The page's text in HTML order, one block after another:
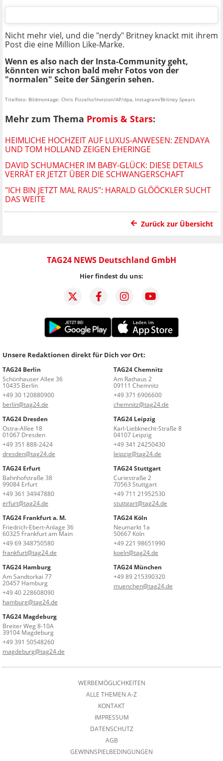
Nicht mehr viel, und die "nerdy" Britney knackt mit ihrem
Post die eine Million Like-Marke.
Wenn es also nach der Insta-Community geht,
könnten wir schon bald mehr Fotos von der
"normalen" Seite der Sängerin sehen.
Titelfoto: Bildmontage: Chris Pizzello/Invision/AP/dpa, Instagram/Britney Spears
Mehr zum Thema Promis & Stars:
HEIMLICHE HOCHZEIT AUF LUXUS-ANWESEN: ZENDAYA
UND TOM HOLLAND ZEIGEN EHERINGE
DAVID SCHUMACHER IM BABY-GLÜCK: DIESE DETAILS
VERRÄT ER JETZT ÜBER DIE SCHWANGERSCHAFT
"ICH BIN JETZT MAL RAUS": HARALD GLÖÖCKLER SUCHT
DAS WEITE
Zurück zur Übersicht
TAG24 NEWS Deutschland GmbH
Hier findest du uns:
Unsere Redaktionen direkt für Dich vor Ort:
TAG24 Berlin
Schönhauser Allee 36
10435 Berlin
+49 30 120880900
berlin@tag24.de
TAG24 Chemnitz
Am Rathaus 2
09111 Chemnitz
+49 371 6906600
chemnitz@tag24.de
TAG24 Dresden
Ostra-Allee 18
01067 Dresden
+49 351 888-2424
dresden@tag24.de
TAG24 Leipzig
Karl-Liebknecht-Straße 8
04107 Leipzig
+49 341 24250430
leipzig@tag24.de
TAG24 Erfurt
Bahnhofstraße 38
99084 Erfurt
+49 361 34947880
erfurt@tag24.de
TAG24 Stuttgart
Curiestraße 2
70563 Stuttgart
+49 711 21952530
stuttgart@tag24.de
TAG24 Frankfurt a. M.
Friedrich-Ebert-Anlage 36
60325 Frankfurt am Main
+49 69 348750580
frankfurt@tag24.de
TAG24 Köln
Neumarkt 1a
50667 Köln
+49 221 98651990
koeln@tag24.de
TAG24 Hamburg
Am Sandtorkai 77
20457 Hamburg
+49 40 228608090
hamburg@tag24.de
TAG24 München
+49 89 215390320
muenchen@tag24.de
TAG24 Magdeburg
Breiter Weg 8-10A
39104 Magdeburg
+49 391 50548260
magdeburg@tag24.de
WERBEMÖGLICHKEITEN
ALLE THEMEN A-Z
KONTAKT
IMPRESSUM
DATENSCHUTZ
AGB
GEWINNSPIELBEDINGUNGEN